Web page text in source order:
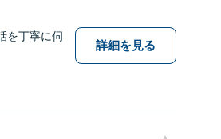
を丁寧に伺
詳細を見る